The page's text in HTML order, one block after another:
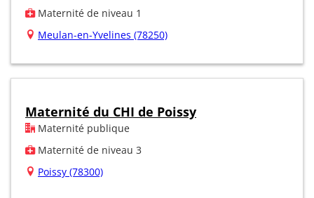
Maternité de niveau 1
Meulan-en-Yvelines (78250)
Maternité du CHI de Poissy
Maternité publique
Maternité de niveau 3
Poissy (78300)